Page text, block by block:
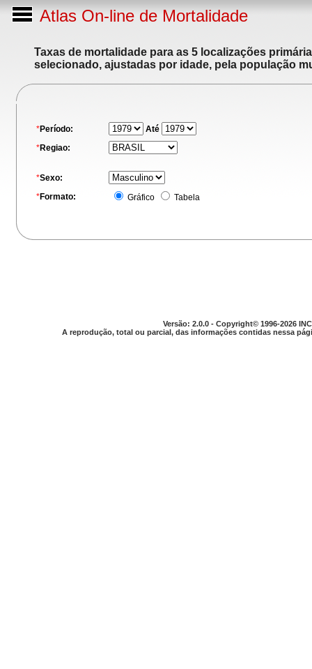
Atlas On-line de Mortalidade
Taxas de mortalidade para as 5 localizações
selecionado, ajustadas por idade, pela população
*Período:
Até
*Regiao:
*Sexo:
*Formato: Gráfico Tabela
Versão: 2.0.0 - Copyright© 1996-2026
A reprodução, total ou parcial, das informações contidas nessa